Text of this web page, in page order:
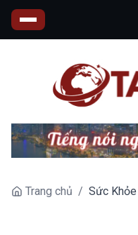
Trang chủ / Sức Khỏe